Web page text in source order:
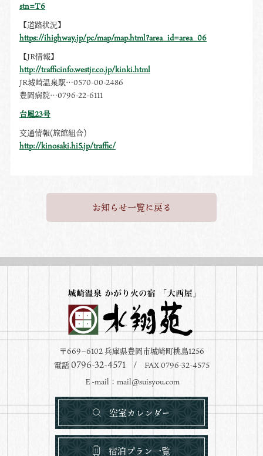
stn=T6
【道路状況】
https://ihighway.jp/pc/map/map.html?area_id=area_06
【JR情報】
http://trafficinfo.westjr.co.jp/kinki.html
JR城崎温泉駅…0570-00-2486
豊岡病院…0796-22-6111
台風23号
交通情報(旅館組合)
http://kinosaki.hi5.jp/traffic/
お知らせ一覧に戻る
〒669−6102 兵庫県豊岡市城崎町桃島1256
電話 0796-32-4571/ FAX 0796-32-4575
Ｅ-mail： mail@suisyou.com
空室カレンダー
宿泊プラン一覧